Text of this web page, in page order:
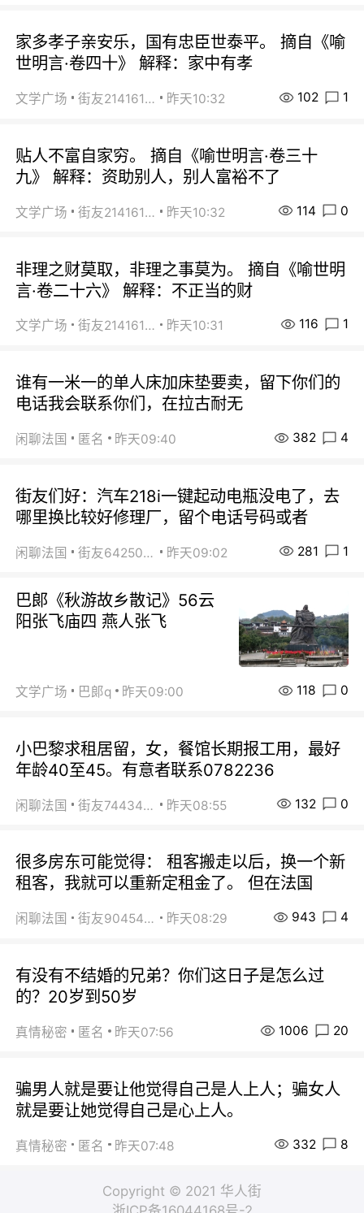
家多孝子亲安乐，国有忠臣世泰平。 摘自《喻
世明言·卷四十》 解释：家中有孝
文学广场 街友21416156 昨天10:32 102 1
贴人不富自家穷。 摘自《喻世明言·卷三十
九》 解释：资助别人，别人富裕不了
文学广场 街友21416156 昨天10:32 114 0
非理之财莫取，非理之事莫为。 摘自《喻世明
言·卷二十六》 解释：不正当的财
文学广场 街友21416156 昨天10:31 116 1
谁有一米一的单人床加床垫要卖，留下你们的
电话我会联系你们，在拉古耐无
闲聊法国 匿名 昨天09:40 382 4
街友们好：汽车218i一键起动电瓶没电了，去
哪里换比较好修理厂，留个电话号码或者
闲聊法国 街友64250024 昨天09:02 281 1
巴郞《秋游故乡散记》56云
阳张飞庙四 燕人张飞
文学广场 巴郞q 昨天09:00 118 0
小巴黎求租居留，女，餐馆长期报工用，最好
年龄40至45。有意者联系0782236
闲聊法国 街友74434350 昨天08:55 132 0
很多房东可能觉得： 租客搬走以后，换一个新
租客，我就可以重新定租金了。 但在法国
闲聊法国 街友90454511 昨天08:29 943 4
有没有不结婚的兄弟？你们这日子是怎么过
的？20岁到50岁
真情秘密 匿名 昨天07:56 1006 20
骗男人就是要让他觉得自己是人上人；骗女人
就是要让她觉得自己是心上人。
真情秘密 匿名 昨天07:48 332 8
Copyright © 2021 华人街